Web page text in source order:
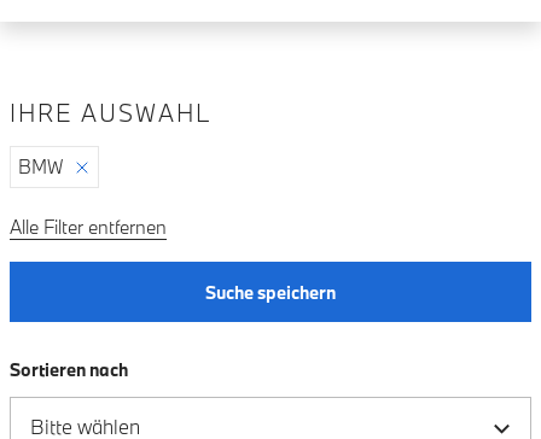
Zu den Ergebnissen springen
IHRE AUSWAHL
BMW
Alle Filter entfernen
Suche speichern
Sortieren nach